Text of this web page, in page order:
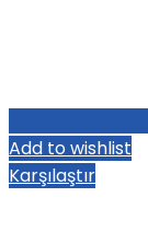
Add to wishlist
Karşılaştır